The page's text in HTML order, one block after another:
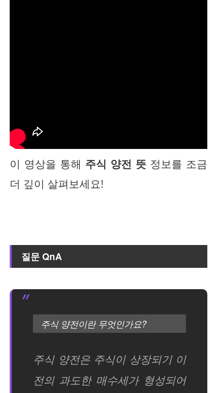
이 영상을 통해 주식 양전 뜻 정보를 조금
더 깊이 살펴보세요!
질문 QnA
주식 양전이란 무엇인가요?
주식 양전은 주식이 상장되기 이
전의 과도한 매수세가 형성되어